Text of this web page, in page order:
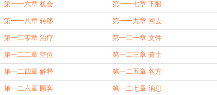
第一一六章 机会 第一一七章 下船
第一一八章 转移 第一一九章 回去
第一二零章 治疗 第一二一章 文件
第一二二章 空位 第一二三章 骑士
第一二四章 解释 第一二五章 各方
第一二六章 顾客 第一二七章 消息